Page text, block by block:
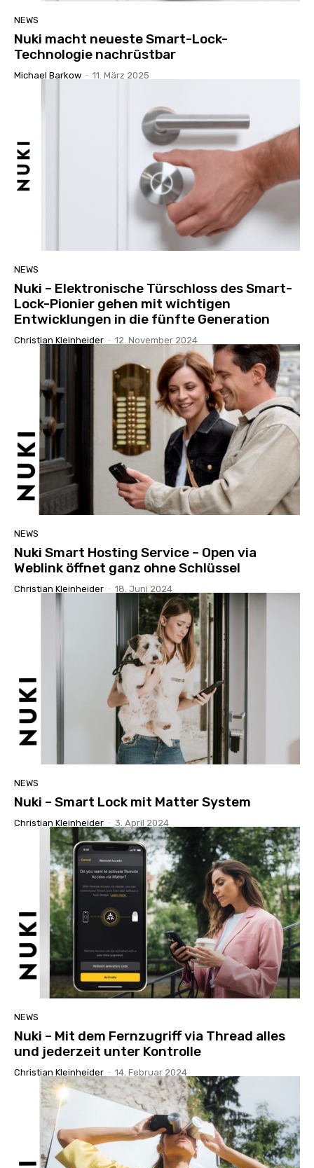
NEWS
Nuki macht neueste Smart-Lock-
Technologie nachrüstbar
Michael Barkow - 11. März 2025
NEWS
Nuki – Elektronische Türschloss des Smart-
Lock-Pionier gehen mit wichtigen
Entwicklungen in die fünfte Generation
Christian Kleinheider - 12. November 2024
NEWS
Nuki Smart Hosting Service – Open via
Weblink öffnet ganz ohne Schlüssel
Christian Kleinheider - 18. Juni 2024
NEWS
Nuki – Smart Lock mit Matter System
Christian Kleinheider - 3. April 2024
NEWS
Nuki – Mit dem Fernzugriff via Thread alles
und jederzeit unter Kontrolle
Christian Kleinheider - 14. Februar 2024